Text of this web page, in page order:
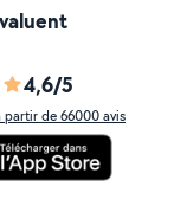
4,6/5
partir de 66000 avis